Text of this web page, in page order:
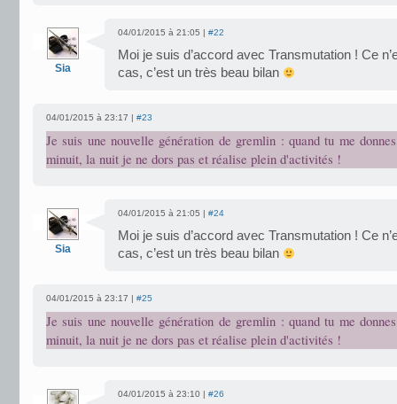
Sia
04/01/2015 à 21:05 | #22
Moi je suis d’accord avec Transmutation ! Ce
cas, c’est un très beau bilan
04/01/2015 à 23:17 | #23
Je suis une nouvelle génération de gremlin : quand tu me
minuit, la nuit je ne dors pas et réalise plein d'activités !
Sia
04/01/2015 à 21:05 | #24
Moi je suis d’accord avec Transmutation ! Ce
cas, c’est un très beau bilan
04/01/2015 à 23:17 | #25
Je suis une nouvelle génération de gremlin : quand tu me
minuit, la nuit je ne dors pas et réalise plein d'activités !
04/01/2015 à 23:10 | #26